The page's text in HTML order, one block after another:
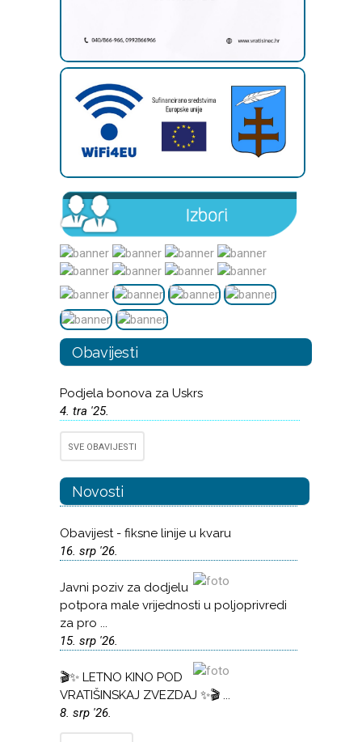
Obavijesti
Podjela bonova za Uskrs
4. tra '25.
SVE OBAVIJESTI
Novosti
Obavijest - fiksne linije u kvaru
16. srp '26.
Javni poziv za dodjelu
potpora male vrijednosti u poljoprivredi
za pro ...
15. srp '26.
🎬✨ LETNO KINO POD
VRATIŠINSKAJ ZVEZDAJ ✨🎬 ...
8. srp '26.